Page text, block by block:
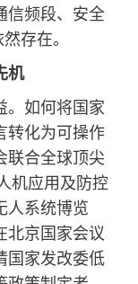
信频段、安全
存在。
机
。如何将国家
转化为可操作
联合全球顶尖
机应用及防控
人系统博览
北京国家会议
国家发改委低